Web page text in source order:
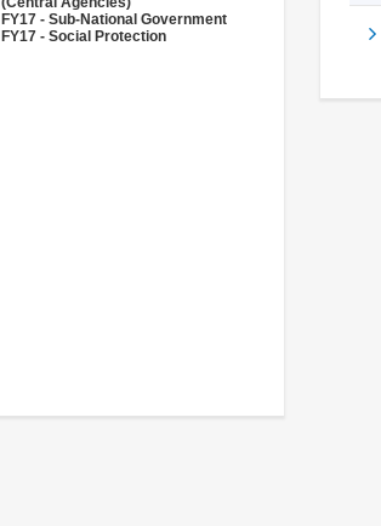
FY17 - Sub-National Government
FY17 - Social Protection